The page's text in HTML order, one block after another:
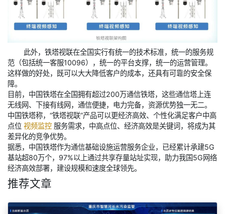
此外，铁塔视联在全国实行有统一的技术标准，统一的服务规
范（包括统一客服10096），统一的平台支撑，统一的运营管理。
这样做的好处，既可以大大降低客户的成本，还具有可靠的安全保
障。
目前，中国铁塔在全国拥有超过200万通信铁塔，这些通信塔上连
无线网、下接有线网，通信便捷，电力完备，资源优势独一无二。
中国铁塔称，“铁塔视联”产品可以更经济高效、个性化满足客户中高
点位 视频监控 服务需求，中高点位、经济高效是关键词，将成为其
差异化的竞争优势。
据悉，中国铁塔作为通信基础设施运营服务企业，已经累计承建5G
基站超80万个，97%以上通过共享存量站址实现，助力我国5G网络
经济高效部署，建设规模和速度全球领先。
推荐文章